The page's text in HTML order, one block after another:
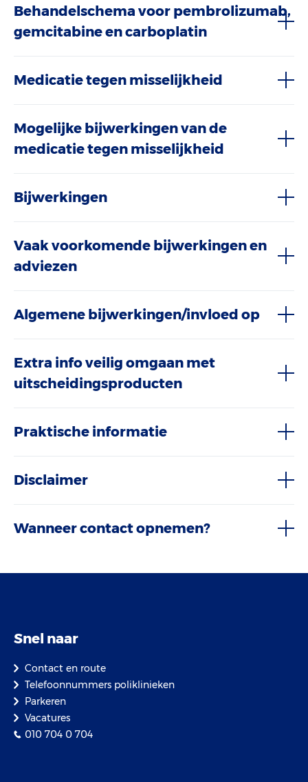
Behandelschema voor pembrolizumab,
gemcitabine en carboplatin
Medicatie tegen misselijkheid
Mogelijke bijwerkingen van de
medicatie tegen misselijkheid
Bijwerkingen
Vaak voorkomende bijwerkingen en
adviezen
Algemene bijwerkingen/invloed op
Extra info veilig omgaan met
uitscheidingsproducten
Praktische informatie
Disclaimer
Wanneer contact opnemen?
Snel naar
Contact en route
Telefoonnummers poliklinieken
Parkeren
Vacatures
010 704 0 704